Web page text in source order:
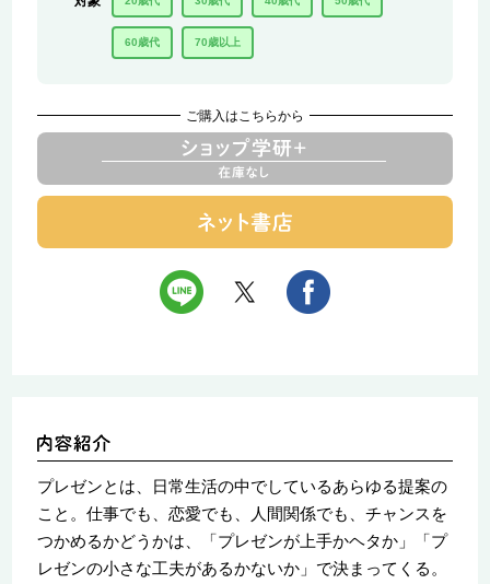
60歳代 70歳以上
ご購入はこちらから
プレゼンとは、日常生活の中でしているあらゆる提案の
こと。仕事でも、恋愛でも、人間関係でも、チャンスを
つかめるかどうかは、「プレゼンが上手かヘタか」「プ
レゼンの小さな工夫があるかないか」で決まってくる。